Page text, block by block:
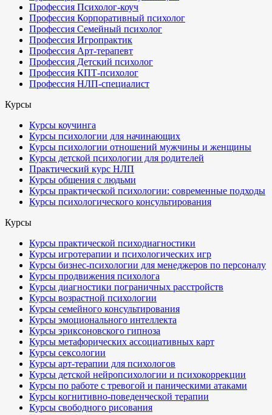
Профессия Психолог-коуч
Профессия Корпоративный психолог
Профессия Семейный психолог
Профессия Игропрактик
Профессия Арт-терапевт
Профессия Детский психолог
Профессия КПТ-психолог
Профессия НЛП-специалист
Курсы
Курсы коучинга
Курсы психологии для начинающих
Курсы психологии отношений мужчины и женщины
Курсы детской психологии для родителей
Практический курс НЛП
Курсы общения с людьми
Курсы практической психологии: современные подходы
Курсы психологического консультирования
Курсы
Курсы практической психодиагностики
Курсы игротерапии и психологических игр
Курсы бизнес-психологии для менеджеров по персоналу
Курсы продвижения психолога
Курсы диагностики пограничных расстройств
Курсы возрастной психологии
Курсы семейного консультирования
Курсы эмоционального интеллекта
Курсы эриксоновского гипноза
Курсы метафорических ассоциативных карт
Курсы сексологии
Курсы арт-терапии для психологов
Курсы детской нейропсихологии и психокоррекции
Курсы по работе с тревогой и паническими атаками
Курсы когнитивно-поведенческой терапии
Курсы свободного рисования